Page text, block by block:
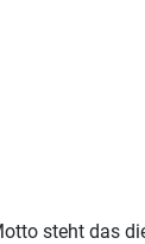
steht das